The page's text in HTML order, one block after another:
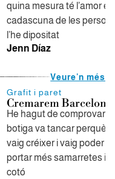
quina mesura té l’amor en
cadascuna de les
l’he dipositat
Jenn Díaz
Veure'n més
Grafit i paret
Cremarem Barcelona
He hagut de comprovar
botiga va tancar perquè
vaig créixer i vaig poder
portar més samarretes
cotó